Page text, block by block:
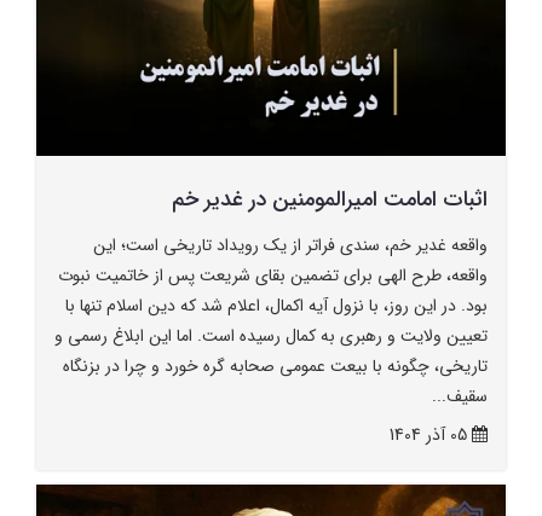
اثبات امامت امیرالمومنین در غدیر خم
واقعه غدیر خم، سندی فراتر از یک رویداد تاریخی است؛ این
واقعه، طرح الهی برای تضمین بقای شریعت پس از خاتمیت نبوت
بود. در این روز، با نزول آیه اکمال، اعلام شد که دین اسلام تنها با
تعیین ولایت و رهبری به کمال رسیده است. اما این ابلاغ رسمی و
تاریخی، چگونه با بیعت عمومی صحابه گره خورد و چرا در بزنگاه
سقیف...